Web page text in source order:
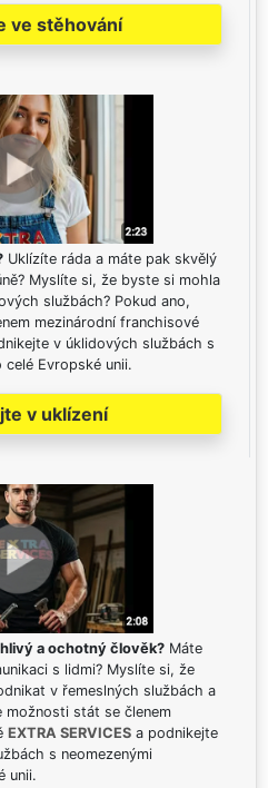
ve stěhování
Uklízíte ráda a máte pak skvělý
Myslíte si, že byste si mohla
službách? Pokud ano,
mezinárodní franchisové
v úklidových službách s
celé Evropské unii.
v uklízení
a ochotný člověk? Máte
s lidmi? Myslíte si, že
v řemeslných službách a
možnosti stát se členem
EXTRA SERVICES a podnikejte
s neomezenými
unii.